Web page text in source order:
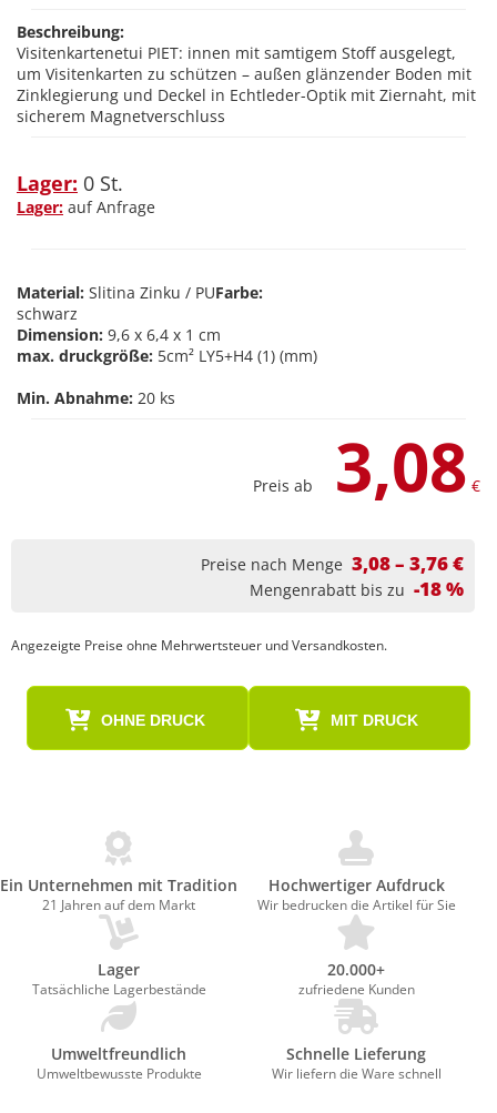
Beschreibung:
Visitenkartenetui PIET: innen mit samtigem Stoff ausgelegt,
um Visitenkarten zu schützen – außen glänzender Boden mit
Zinklegierung und Deckel in Echtleder-Optik mit Ziernaht, mit
sicherem Magnetverschluss
Lager: 0 St.
Lager: auf Anfrage
Material: Slitina Zinku / PUFarbe:
schwarz
Dimension: 9,6 x 6,4 x 1 cm
max. druckgröße: 5cm² LY5+H4 (1) (mm)
Min. Abnahme: 20 ks
Preis ab 3,08 €
Preise nach Menge 3,08 – 3,76 €
Mengenrabatt bis zu -18 %
Angezeigte Preise ohne Mehrwertsteuer und Versandkosten.
OHNE DRUCK MIT DRUCK
Ein Unternehmen mit Tradition
21 Jahren auf dem Markt
Hochwertiger Aufdruck
Wir bedrucken die Artikel für Sie
Lager
Tatsächliche Lagerbestände
20.000+
zufriedene Kunden
Umweltfreundlich
Umweltbewusste Produkte
Schnelle Lieferung
Wir liefern die Ware schnell